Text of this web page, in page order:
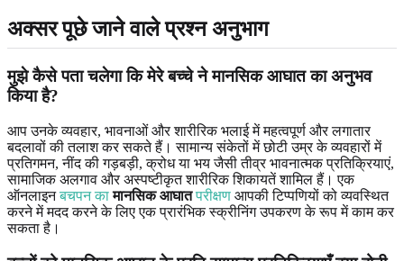
अक्सर पूछे जाने वाले प्रश्न अनुभाग
मुझे कैसे पता चलेगा कि मेरे बच्चे ने मानसिक आघात का अनुभव
किया है?
आप उनके व्यवहार, भावनाओं और शारीरिक भलाई में महत्वपूर्ण और लगातार
बदलावों की तलाश कर सकते हैं। सामान्य संकेतों में छोटी उम्र के व्यवहारों में
प्रतिगमन, नींद की गड़बड़ी, क्रोध या भय जैसी तीव्र भावनात्मक प्रतिक्रियाएं,
सामाजिक अलगाव और अस्पष्टीकृत शारीरिक शिकायतें शामिल हैं। एक
ऑनलाइनबचपन कामानसिक आघातपरीक्षण आपकी टिप्पणियों को व्यवस्थित
करने में मदद करने के लिए एक प्रारंभिक स्क्रीनिंग उपकरण के रूप में काम कर
सकता है।